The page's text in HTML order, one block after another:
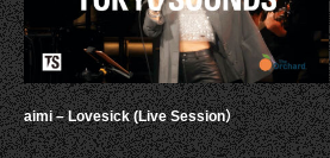
aimi – Lovesick (Live Session）